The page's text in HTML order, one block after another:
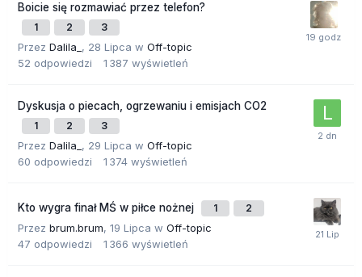
Boicie się rozmawiać przez telefon?
1 2 3
Przez Dalila_ , 28 Lipca w Off-topic
52 odpowiedzi 1 387 wyświetleń
Dyskusja o piecach, ogrzewaniu i emisjach CO2
1 2 3
Przez Dalila_ , 29 Lipca w Off-topic
60 odpowiedzi 1 374 wyświetleń
Kto wygra finał MŚ w piłce nożnej 1 2
Przez brum.brum, 19 Lipca w Off-topic
47 odpowiedzi 1 366 wyświetleń